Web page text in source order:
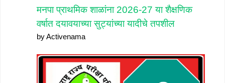
मनपा प्राथमिक शाळांना 2026-27 या शैक्षणिक
वर्षात दयावयाच्या सुट्यांच्या यादीचे तपशील
by Activenama